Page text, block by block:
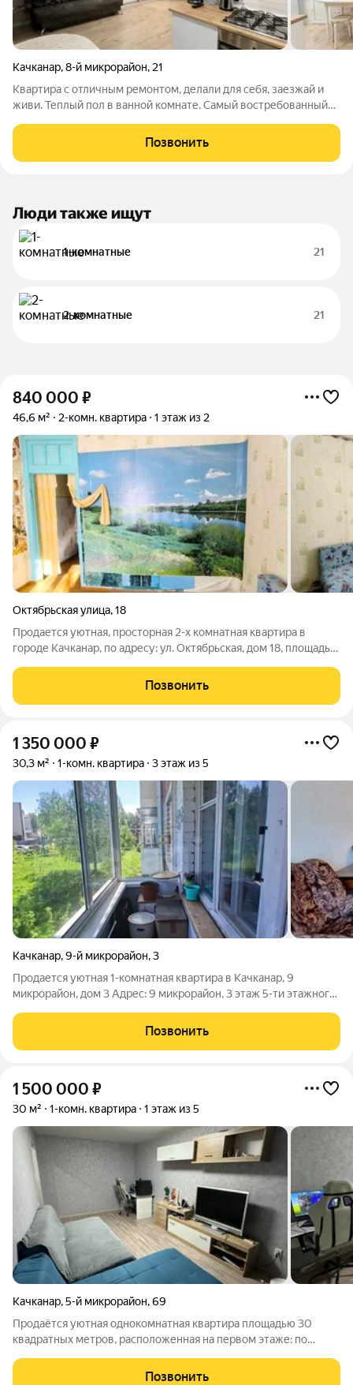
Качканар,8-й микрорайон, 21
Квартира с отличным ремонтом, делали для себя, заезжай и
живи. Теплый пол в ванной комнате. Самый востребованный
комнаты. Остается все, что на фото, кроме кофемашины и
стиральной машины. Прямо
Позвонить
Люди также ищут
1-комнатные 21
2-комнатные 21
840 000 ₽
46,6 м² 2-комн. квартира 1 этаж из 2
Октябрьская улица,18
Продается уютная, просторная 2-х комнатная квартира в
городе Качканар, по адресу: ул. Октябрьская, дом 18, площадью
Санузел совмещенный. Остается вся мебель. Квартира без
долгов и обременений,
Позвонить
1 350 000 ₽
30,3 м² 1-комн. квартира 3 этаж из 5
Качканар,9-й микрорайон,3
Продается уютная 1-комнатная квартира в Качканар, 9
микрорайон, дом 3 Адрес: 9 микрорайон, 3 этаж 5-ти этажного
многоквартирном доме, в уютном районе города. Санузел
совмещённый. В квартире
Позвонить
1 500 000 ₽
30 м² 1-комн. квартира 1 этаж из 5
Качканар,5-й микрорайон,69
Продаётся уютная однокомнатная квартира площадью 30
квадратных метров, расположенная на первом этаже: по
вариант отлично подойдёт тем, кто ценит спокойствие и
Позвонить